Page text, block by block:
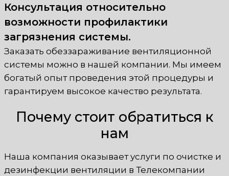
Консультация относительно
возможности профилактики
загрязнения системы.
Заказать обеззараживание вентиляционной
системы можно в нашей компании. Мы имеем
богатый опыт проведения этой процедуры и
гарантируем высокое качество результата.
Почему стоит обратиться к
нам
Наша компания оказывает услуги по очистке и
дезинфекции вентиляции в Телекомпании